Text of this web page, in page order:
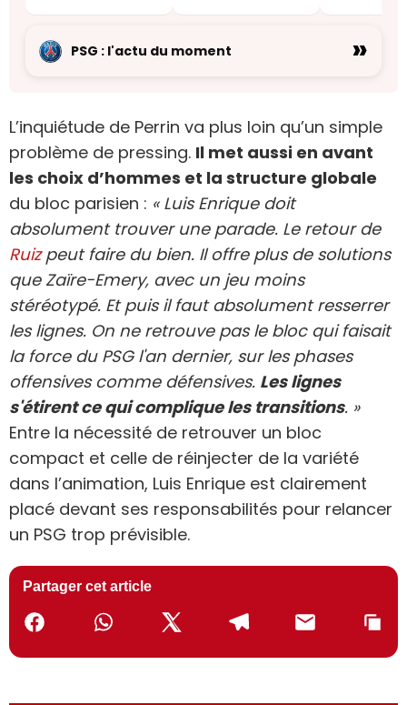
PSG : l'actu du moment »
L’inquiétude de Perrin va plus loin qu’un simple
problème de pressing. Il met aussi en avant
les choix d’hommes et la structure globale
du bloc parisien : « Luis Enrique doit
absolument trouver une parade. Le retour de
Ruizpeut faire du bien. Il offre plus de solutions
que Zaïre-Emery, avec un jeu moins
stéréotypé. Et puis il faut absolument resserrer
les lignes. On ne retrouve pas le bloc qui faisait
la force du PSG l'an dernier, sur les phases
offensives comme défensives. Les lignes
s'étirent ce qui complique les transitions. »
Entre la nécessité de retrouver un bloc
compact et celle de réinjecter de la variété
dans l’animation, Luis Enrique est clairement
placé devant ses responsabilités pour relancer
un PSG trop prévisible.
Partager cet article